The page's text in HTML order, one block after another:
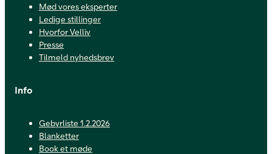
Mød vores eksperter
Ledige stillinger
Hvorfor Velliv
Presse
Tilmeld nyhedsbrev
Info
Gebyrliste 1.2.2026
Blanketter
Book et møde